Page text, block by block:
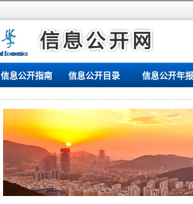
信息公开指南 信息公开目录 信息公开年报